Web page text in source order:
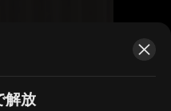
解放